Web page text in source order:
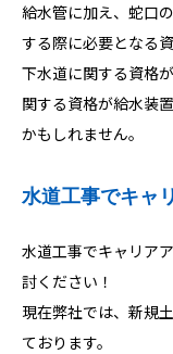
給水管に加え、蛇口
する際に必要となる資
下水道に関する資格
関する資格が給水装
かもしれません。
水道工事でキャ
水道工事でキャリア
討ください！
現在弊社では、新規
ております。